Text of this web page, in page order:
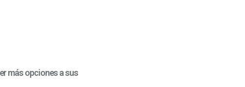
más opciones a sus